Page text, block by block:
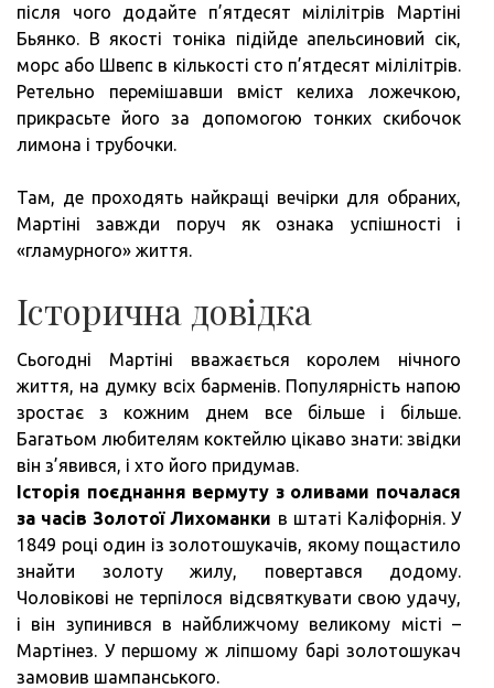
після чого додайте п’ятдесят мілілітрів Мартіні
Бьянко. В якості тоніка підійде апельсиновий сік,
морс або Швепс в кількості сто п’ятдесят мілілітрів.
Ретельно перемішавши вміст келиха ложечкою,
прикрасьте його за допомогою тонких скибочок
лимона і трубочки.
Там, де проходять найкращі вечірки для обраних,
Мартіні завжди поруч як ознака успішності і
«гламурного» життя.
Історична довідка
Сьогодні Мартіні вважається королем нічного
життя, на думку всіх барменів. Популярність напою
зростає з кожним днем все більше і більше.
Багатьом любителям коктейлю цікаво знати: звідки
він з’явився, і хто його придумав.
Історія поєднання вермуту з оливами почалася
за часів Золотої Лихоманки в штаті Каліфорнія. У
1849 році один із золотошукачів, якому пощастило
знайти золоту жилу, повертався додому.
Чоловікові не терпілося відсвяткувати свою удачу,
і він зупинився в найближчому великому місті –
Мартінез. У першому ж ліпшому барі золотошукач
замовив шампанського.